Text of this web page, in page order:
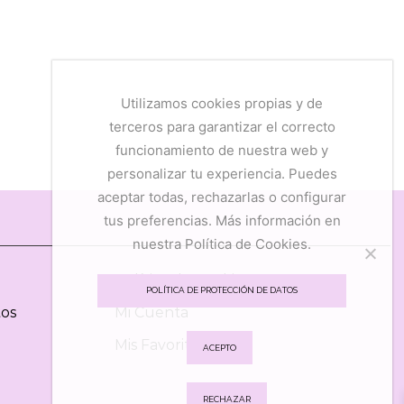
Política de Cookies
Mi Cuenta
Mis Favoritos
Utilizamos cookies propias y de
terceros para garantizar el correcto
funcionamiento de nuestra web y
personalizar tu experiencia. Puedes
aceptar todas, rechazarlas o configurar
tus preferencias. Más información en
nuestra Política de Cookies.
POLÍTICA DE PROTECCIÓN DE DATOS
ACEPTO
RECHAZAR